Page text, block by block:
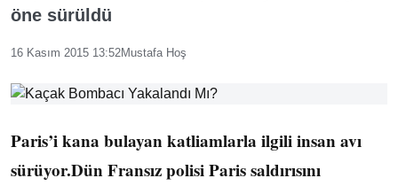
öne sürüldü
16 Kasım 2015 13:52Mustafa Hoş
Paris’i kana bulayan katliamlarla ilgili insan avı
sürüyor.Dün Fransız polisi Paris saldırısını